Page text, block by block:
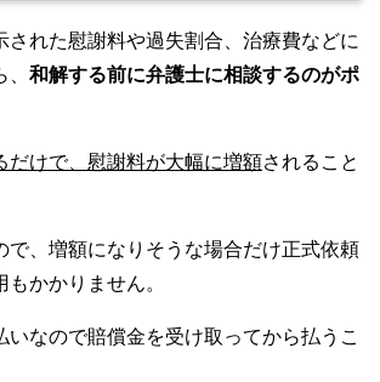
された慰謝料や過失割合、治療費などに
和解する前に弁護士に相談するのがポ
だけで、慰謝料が大幅に増額されること
で、増額になりそうな場合だけ正式依頼
かかりません。
いなので賠償金を受け取ってから払うこ